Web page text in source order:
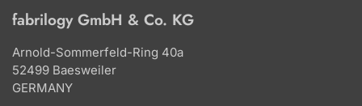
fabrilogy GmbH & Co. KG
Arnold-Sommerfeld-Ring 40a
52499 Baesweiler
GERMANY